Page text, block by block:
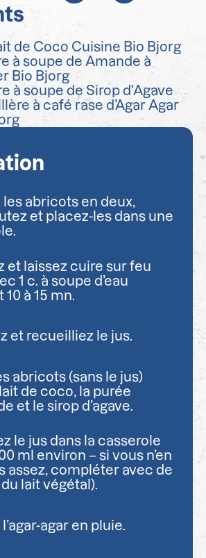
de Coco Cuisine Bio Bjorg
à soupe de Amande à
Bio Bjorg
à soupe de Sirop d'Agave
à café rase d’Agar Agar
les abricots en deux,
et placez-les dans une
et laissez cuire sur feu
1 c. à soupe d’eau
à 15 mn.
et recueilliez le jus.
abricots (sans le jus)
de coco, la purée
et le sirop d’agave.
le jus dans la casserole
ml environ – si vous n’en
assez, compléter avec de
du lait végétal).
agar en pluie.